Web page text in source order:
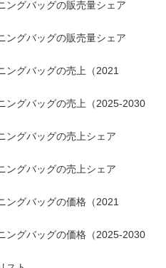
ングバッグの販売量シェア
ングバッグの販売量シェア
ングバッグの売上（2021
ングバッグの売上（2025-2030
ングバッグの売上シェア
ングバッグの売上シェア
ングバッグの価格（2021
ングバッグの価格（2025-2030